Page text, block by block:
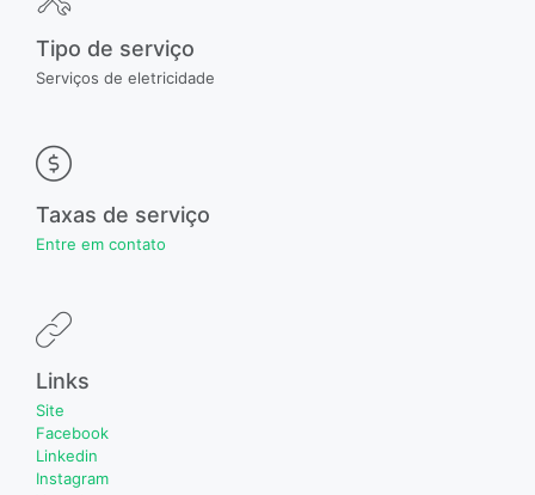
Tipo de serviço
Serviços de eletricidade
Taxas de serviço
Entre em contato
Links
Site
Facebook
Linkedin
Instagram